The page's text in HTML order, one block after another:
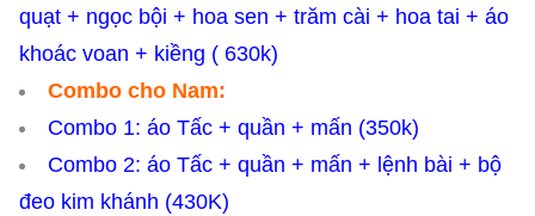
quạt + ngọc bội + hoa sen + trăm cài + hoa tai + áo
khoác voan + kiềng ( 630k)
Combo cho Nam:
Combo 1: áo Tấc + quần + mấn (350k)
Combo 2: áo Tấc + quần + mấn + lệnh bài + bộ
đeo kim khánh (430K)